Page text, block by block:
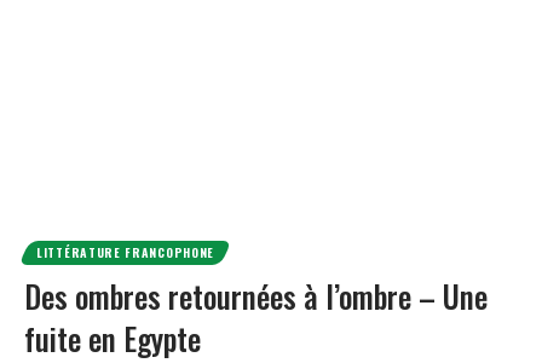
LITTÉRATURE FRANCOPHONE
Des ombres retournées à l’ombre – Une
fuite en Egypte